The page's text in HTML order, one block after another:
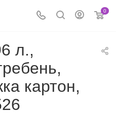
0
л.,
картон,